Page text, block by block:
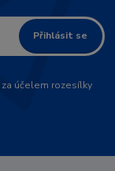
Přihlásit se
za účelem rozesílky